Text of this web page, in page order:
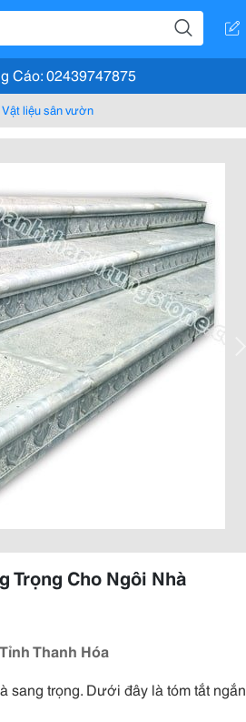
Cáo: 02439747875
Vật liệu sân vườn
Trọng Cho Ngôi Nhà
Thanh Hóa
sang trọng. Dưới đây là tóm tắt ngắn